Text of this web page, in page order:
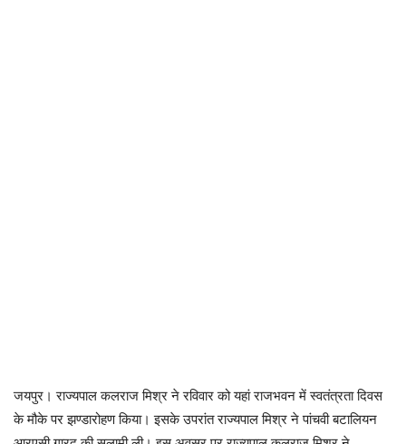
जयपुर। राज्यपाल कलराज मिश्र ने रविवार को यहां राजभवन में स्वतंत्रता दिवस
के मौके पर झण्डारोहण किया। इसके उपरांत राज्यपाल मिश्र ने पांचवी बटालियन